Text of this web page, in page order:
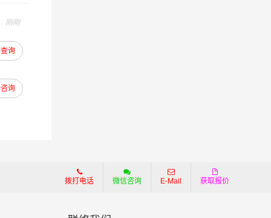
合适
刚刚
询
询
拨打电话 微信咨询 E-Mail 获取报价